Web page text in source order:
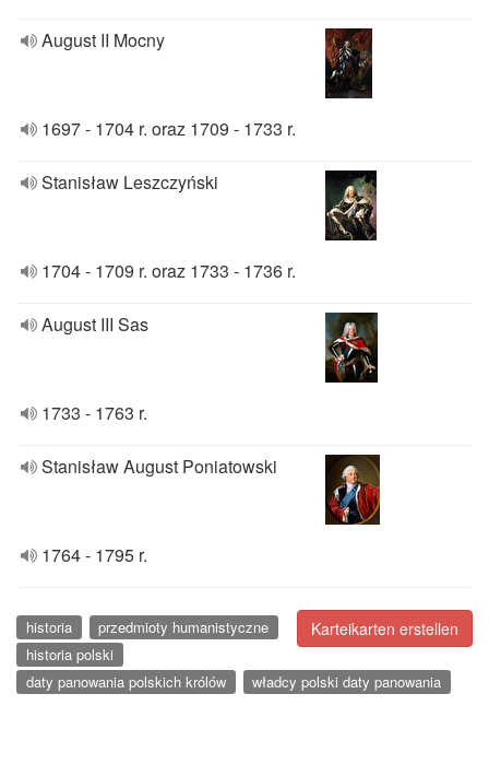
August II Mocny
1697 - 1704 r. oraz 1709 - 1733 r.
Stanisław Leszczyński
1704 - 1709 r. oraz 1733 - 1736 r.
August III Sas
1733 - 1763 r.
Stanisław August Poniatowski
1764 - 1795 r.
Karteikarten erstellen
historia
przedmioty humanistyczne
historia polski
daty panowania polskich królów
władcy polski daty panowania